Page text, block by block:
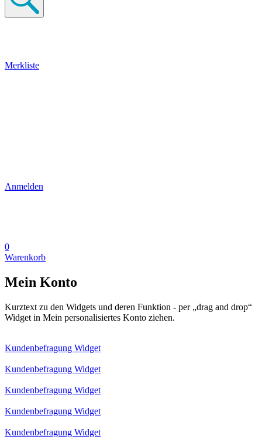
Merkliste
Anmelden
0
Warenkorb
Mein Konto
Kurztext zu den Widgets und deren Funktion - per „drag and drop“
Widget in Mein personalisiertes Konto ziehen.
Kundenbefragung Widget
Kundenbefragung Widget
Kundenbefragung Widget
Kundenbefragung Widget
Kundenbefragung Widget